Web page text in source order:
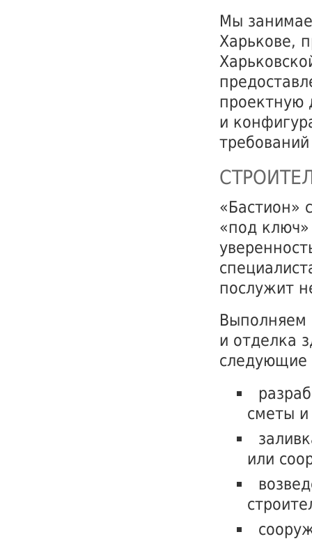
Мы
Харькове,
проектную
и
«Бастион»
«под
послужит
Выполняем
и отделка
следующие
сметы
или